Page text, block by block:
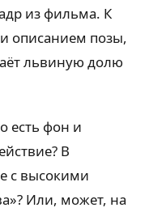
из фильма. К
и описанием позы,
львиную долю
есть фон и
В
с высокими
Или, может, на